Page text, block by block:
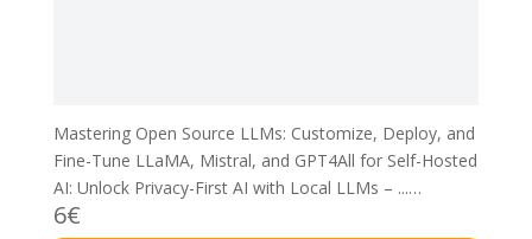
Mastering Open Source LLMs: Customize, Deploy, and
Fine-Tune LLaMA, Mistral, and GPT4All for Self-Hosted
AI: Unlock Privacy-First AI with Local LLMs – ...
Infrastructures Book 2) (English Edition)
6€